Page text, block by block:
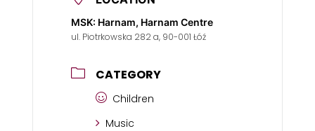
MSK: Harnam, Harnam Centre
ul. Piotrkowska 282 a, 90-001 Łóź
CATEGORY
Children
Music